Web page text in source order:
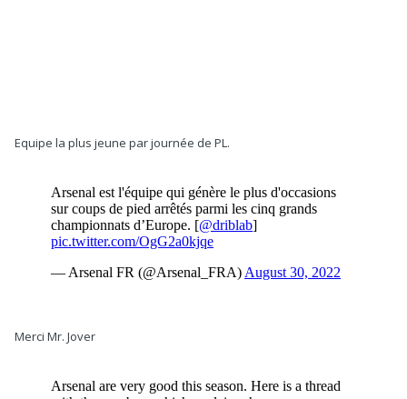
Equipe la plus jeune par journée de PL.
Merci Mr. Jover